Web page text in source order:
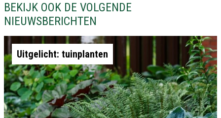
BEKIJK OOK DE VOLGENDE
NIEUWSBERICHTEN
Uitgelicht: tuinplanten